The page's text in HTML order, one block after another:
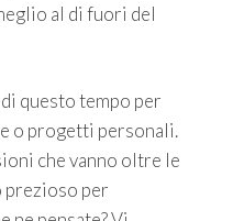
al di fuori del
questo tempo per
o progetti personali.
che vanno oltre le
prezioso per